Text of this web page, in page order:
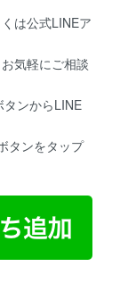
は公式LINEア
気軽にご相談
タンからLINE
タンをタップ